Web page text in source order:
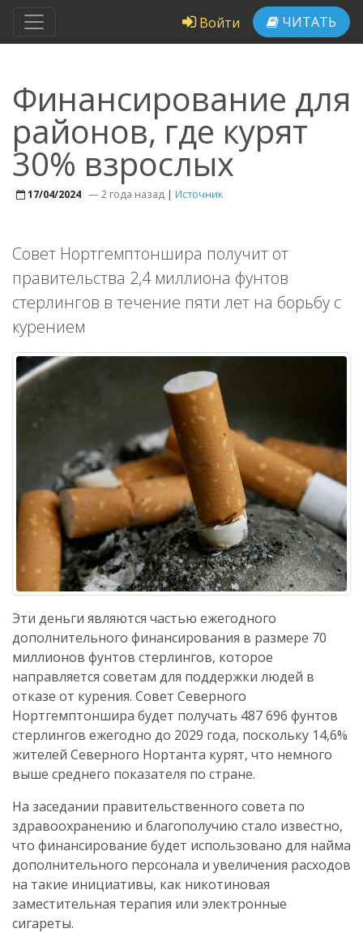
Войти ЧИТАТЬ
Финансирование для
районов, где курят
30% взрослых
17/04/2024 —2 года назад | Источник
Совет Нортгемптоншира получит от
правительства 2,4 миллиона фунтов
стерлингов в течение пяти лет на борьбу с
курением
Эти деньги являются частью ежегодного
дополнительного финансирования в размере 70
миллионов фунтов стерлингов, которое
направляется советам для поддержки людей в
отказе от курения. Совет Северного
Нортгемптоншира будет получать 487 696 фунтов
стерлингов ежегодно до 2029 года, поскольку 14,6%
жителей Северного Нортанта курят, что немного
выше среднего показателя по стране.
На заседании правительственного совета по
здравоохранению и благополучию стало известно,
что финансирование будет использовано для найма
дополнительного персонала и увеличения расходов
на такие инициативы, как никотиновая
заместительная терапия или электронные
сигареты.